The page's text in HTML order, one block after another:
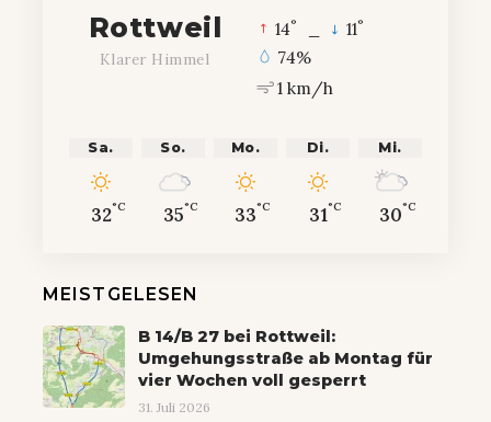
Rottweil
Klarer Himmel
14° 11°
74%
1 km/h
Sa.
32°C
So.
35°C
Mo.
33°C
Di.
31°C
Mi.
30°C
MEISTGELESEN
B 14/B 27 bei Rottweil:
Umgehungsstraße ab Montag für
vier Wochen voll gesperrt
31. Juli 2026